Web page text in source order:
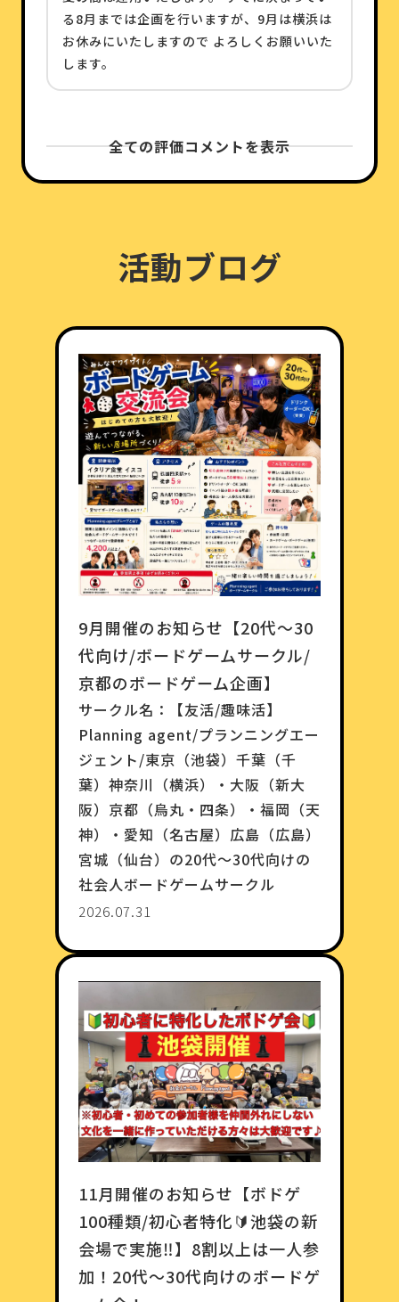
る8月までは企画を行いますが、9月は横浜は
お休みにいたしますので よろしくお願いいた
します。
全ての評価コメントを表示
活動ブログ
9月開催のお知らせ【20代〜30
代向け/ボードゲームサークル/
京都のボードゲーム企画】
サークル名：
【友活/趣味活】
Planning agent/プランニングエー
ジェント/東京（池袋）千葉（千
葉）神奈川（横浜）・大阪（新大
阪）京都（烏丸・四条）・福岡（天
神）・愛知（名古屋）広島（広島）
宮城（仙台）の20代〜30代向けの
社会人ボードゲームサークル
2026.07.31
11月開催のお知らせ【ボドゲ
100種類/初心者特化🔰池袋の新
会場で実施‼️】8割以上は一人参
加！20代〜30代向けのボードゲ